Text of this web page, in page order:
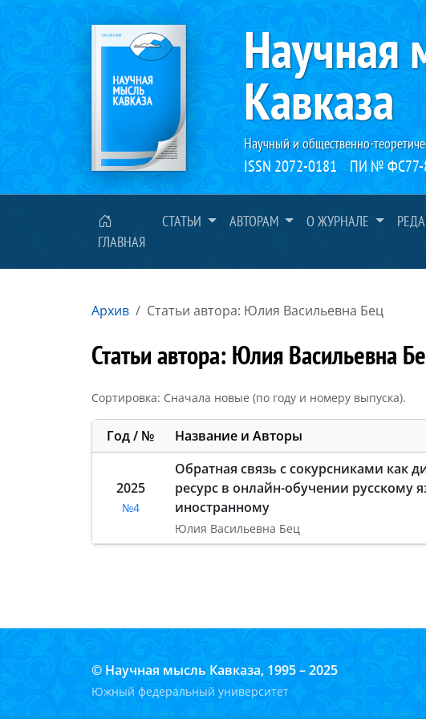
Научная
Кавказа
Научный и общественно-
ISSN 2072-0181 ПИ № ФС77-
ГЛАВНАЯ
СТАТЬИ АВТОРАМ О ЖУРНАЛЕ
Архив Статьи автора: Юлия Васильевна Бец
Статьи автора: Юлия Васильевна
Сортировка: Сначала новые (по году и номеру выпуска).
Год / № Название и Авторы
2025
№4
Обратная связь с сокурсниками как
ресурс в онлайн-обучении русскому
иностранному
Юлия Васильевна Бец
© Научная мысль Кавказа, 1995 – 2025
Южный федеральный университет